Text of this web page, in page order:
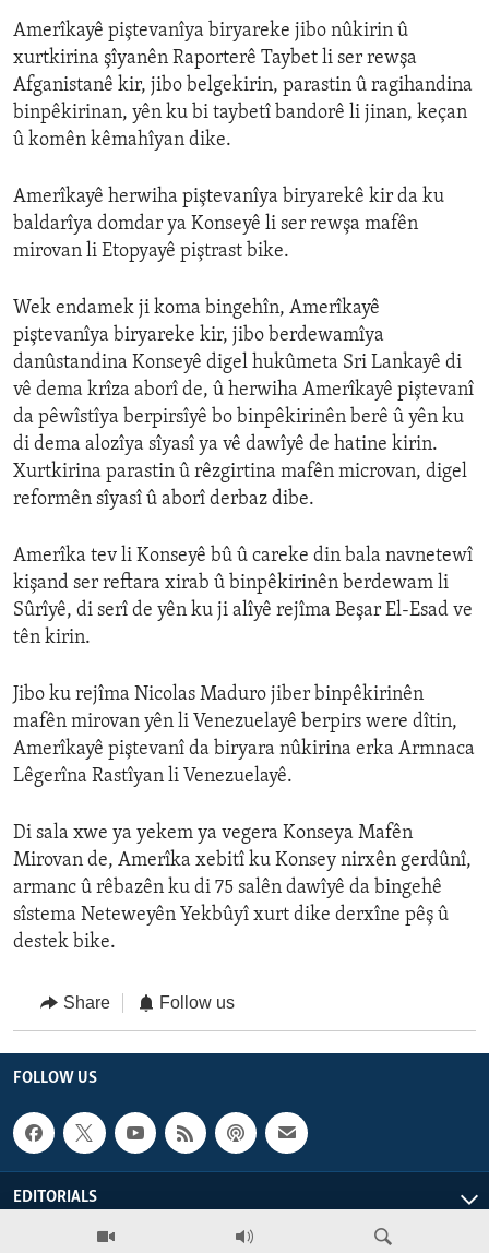
Amerîkayê piştevanîya biryareke jibo nûkirin û
xurtkirina şîyanên Raporterê Taybet li ser rewşa
Afganistanê kir, jibo belgekirin, parastin û ragihandina
binpêkirinan, yên ku bi taybetî bandorê li jinan, keçan
û komên kêmahîyan dike.
Amerîkayê herwiha piştevanîya biryarekê kir da ku
baldarîya domdar ya Konseyê li ser rewşa mafên
mirovan li Etopyayê piştrast bike.
Wek endamek ji koma bingehîn, Amerîkayê
piştevanîya biryareke kir, jibo berdewamîya
danûstandina Konseyê digel hukûmeta Sri Lankayê di
vê dema krîza aborî de, û herwiha Amerîkayê piştevanî
da pêwîstîya berpirsîyê bo binpêkirinên berê û yên ku
di dema alozîya sîyasî ya vê dawîyê de hatine kirin.
Xurtkirina parastin û rêzgirtina mafên microvan, digel
reformên sîyasî û aborî derbaz dibe.
Amerîka tev li Konseyê bû û careke din bala navnetewî
kişand ser reftara xirab û binpêkirinên berdewam li
Sûrîyê, di serî de yên ku ji alîyê rejîma Beşar El-Esad ve
tên kirin.
Jibo ku rejîma Nicolas Maduro jiber binpêkirinên
mafên mirovan yên li Venezuelayê berpirs were dîtin,
Amerîkayê piştevanî da biryara nûkirina erka Armnaca
Lêgerîna Rastîyan li Venezuelayê.
Di sala xwe ya yekem ya vegera Konseya Mafên
Mirovan de, Amerîka xebitî ku Konsey nirxên gerdûnî,
armanc û rêbazên ku di 75 salên dawîyê da bingehê
sîstema Neteweyên Yekbûyî xurt dike derxîne pêş û
destek bike.
Share Follow us
FOLLOW US
EDITORIALS